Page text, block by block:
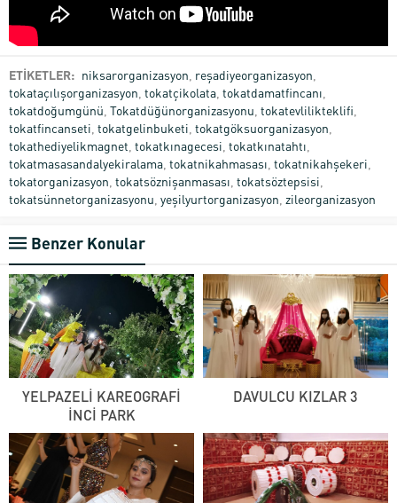
ETİKETLER: niksarorganizasyon reşadiyeorganizasyon
tokataçılışorganizasyon tokatçikolata tokatdamatfincanı
tokatdoğumgünü Tokatdüğünorganizasyonu tokatevlilikteklifi
tokatfincanseti tokatgelinbuketi tokatgöksuorganizasyon
tokathediyelikmagnet tokatkınagecesi tokatkınatahtı
tokatmasasandalyekiralama tokatnikahmasası tokatnikahşekeri
tokatorganizasyon tokatsöznişanmasası tokatsöztepsisi
tokatsünnetorganizasyonu yeşilyurtorganizasyon zileorganizasyon
Benzer Konular
YELPAZELİ KAREOGRAFİ
İNCİ PARK
DAVULCU KIZLAR 3